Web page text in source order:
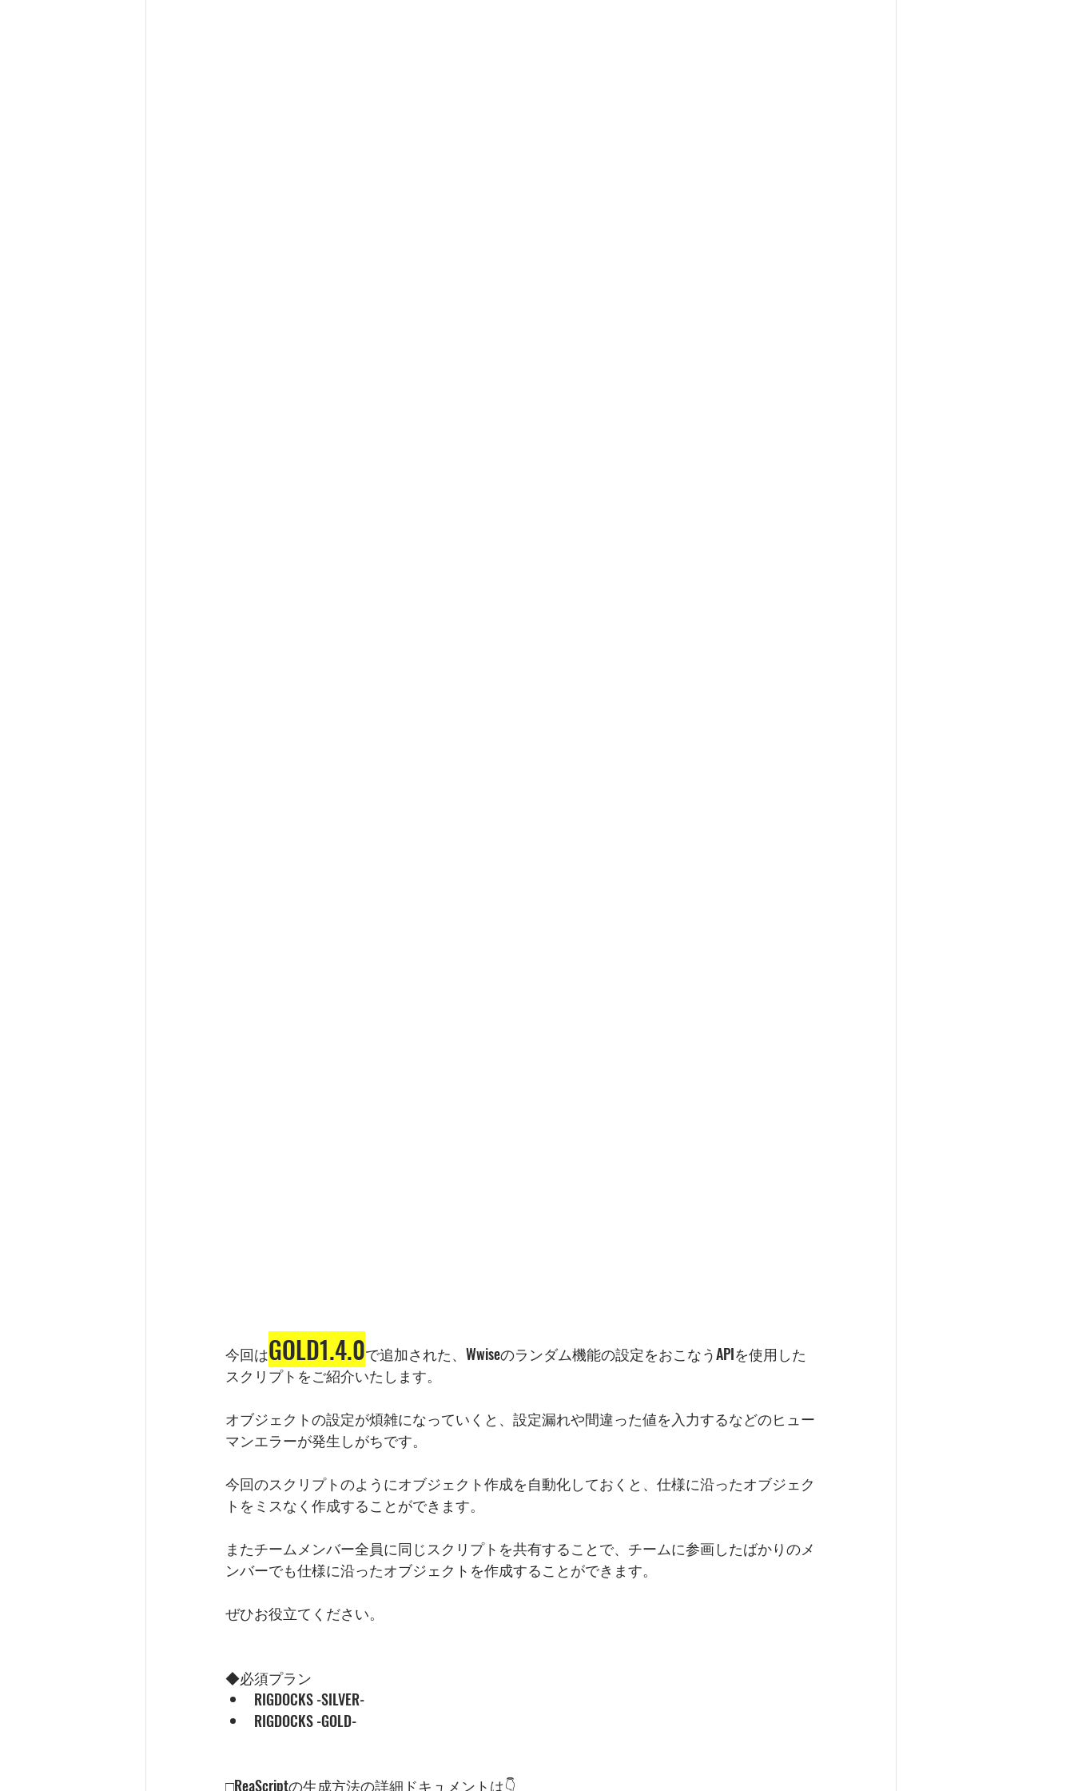
今回はGOLD1.4.0で追加された、Wwiseのランダム機能の設定をおこなうAPIを使用した
スクリプトをご紹介いたします。
オブジェクトの設定が煩雑になっていくと、設定漏れや間違った値を入力するなどのヒュー
マンエラーが発生しがちです。
今回のスクリプトのようにオブジェクト作成を自動化しておくと、仕様に沿ったオブジェク
トをミスなく作成することができます。
またチームメンバー全員に同じスクリプトを共有することで、チームに参画したばかりのメ
ンバーでも仕様に沿ったオブジェクトを作成することができます。
ぜひお役立てください。
◆必須プラン
RIGDOCKS -SILVER-
RIGDOCKS -GOLD-
□ReaScriptの生成方法の詳細ドキュメントは👇